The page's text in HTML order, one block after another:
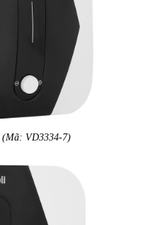
(Mã: VD3334-7)